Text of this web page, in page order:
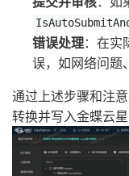
错误处理：在实
误，如网络问题
通过上述步骤和注
转换并写入金蝶云